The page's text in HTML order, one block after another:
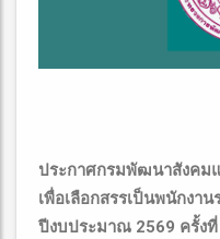
ประกาศกรมพัฒนาสังคม
เพื่อเลือกสรรเป็นพนักงา
ปีงบประมาณ 2569 ครั้งที่